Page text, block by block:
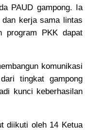
PAUD gampong. Ia
dan kerja sama lintas
program PKK dapat
komunikasi
tingkat gampong
kunci keberhasilan
diikuti oleh 14 Ketua